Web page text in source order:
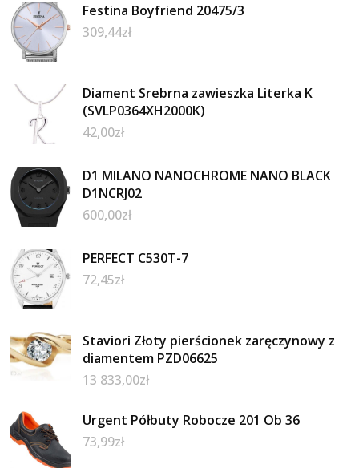
Festina Boyfriend 20475/3
309,44zł
Diament Srebrna zawieszka Literka K
(SVLP0364XH2000K)
42,00zł
D1 MILANO NANOCHROME NANO BLACK
D1NCRJ02
600,00zł
PERFECT C530T-7
72,45zł
Staviori Złoty pierścionek zaręczynowy z
diamentem PZD06625
13 833,00zł
Urgent Półbuty Robocze 201 Ob 36
73,99zł